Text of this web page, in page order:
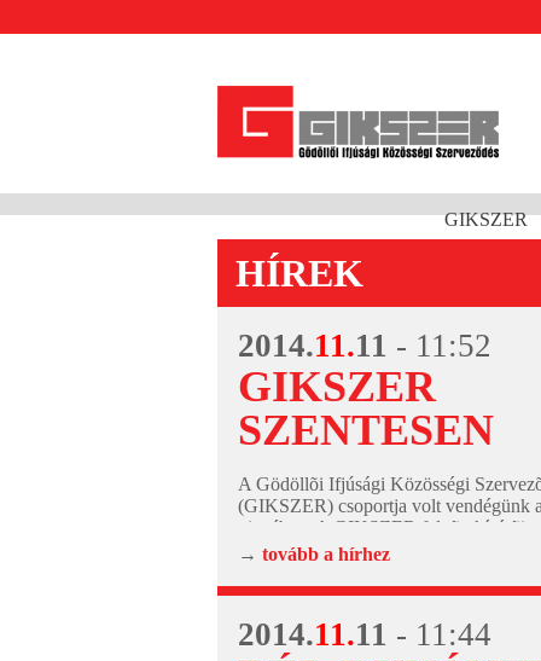
GIKSZER
HÍREK
2014.11.11 - 11:52
GIKSZER
SZENTESEN
A Gödöllõi Ifjúsági Közösségi
(GIKSZER) csoportja volt vendégünk
pincében. A GIKSZER felnõtt kísérõi
megismerkedtek a Szentesi Ifjúsági és
→ tovább a hírhez
2014.11.11 - 11:44